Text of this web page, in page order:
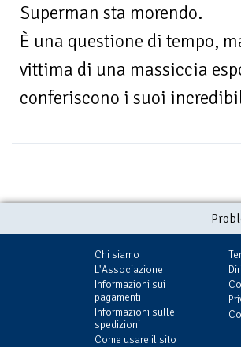
Superman sta morendo.
È una questione di tempo,
vittima di una massiccia
conferiscono i suoi
Chi siamo
L'Associazione
Informazioni sui
pagamenti
Informazioni sulle
spedizioni
Come usare il sito